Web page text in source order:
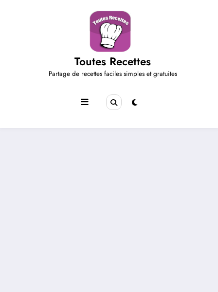
Toutes Recettes
Partage de recettes faciles simples et gratuites